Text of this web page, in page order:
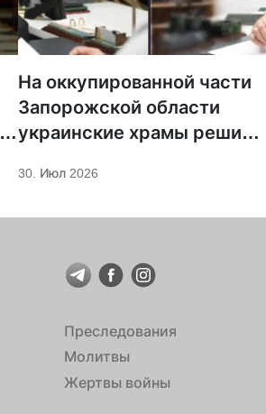
На оккупированной части
Запорожской области
украинские храмы решили
30. Июл 2026
Преследования
Молитвы
Жертвы войны